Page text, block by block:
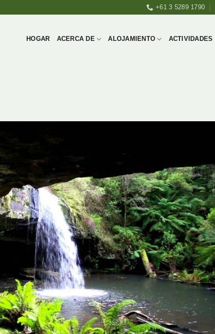
+61 3 5289 1790
HOGAR ACERCA DE ALOJAMIENTO ACTIVIDADES